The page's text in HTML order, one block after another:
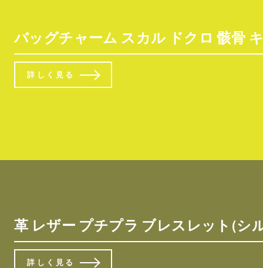
バッグチャーム スカル ドクロ 骸骨
詳しく見る
革 レザー プチプラ ブレスレット(
詳しく見る